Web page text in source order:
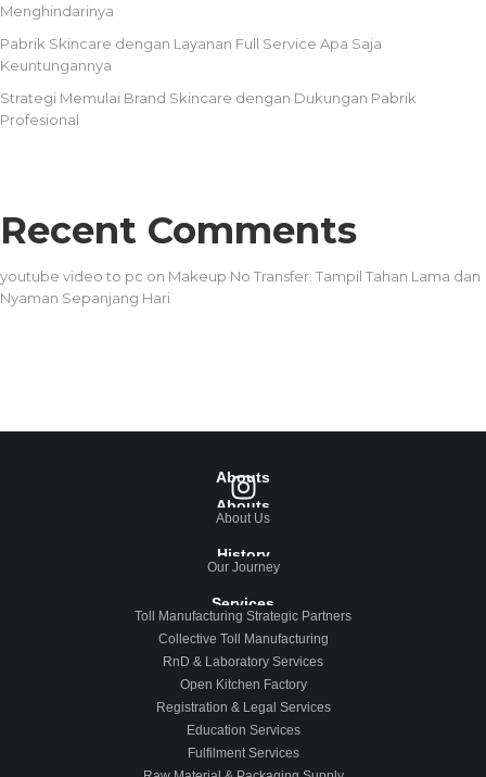
Menghindarinya
Pabrik Skincare dengan Layanan Full Service Apa Saja
Keuntungannya
Strategi Memulai Brand Skincare dengan Dukungan Pabrik
Profesional
Recent Comments
youtube video to pc on Makeup No Transfer: Tampil Tahan Lama dan
Nyaman Sepanjang Hari
Abouts
Abouts
About Us
History
Our Journey
Services
Toll Manufacturing Strategic Partners
Collective Toll Manufacturing
RnD & Laboratory Services
Open Kitchen Factory
Registration & Legal Services
Education Services
Fulfilment Services